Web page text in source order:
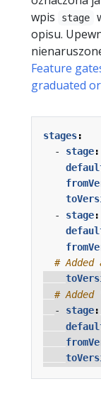
wpis
stage
opisu.
Feature
graduated
stages:
- stage:
- stage:
#
#
- stage: